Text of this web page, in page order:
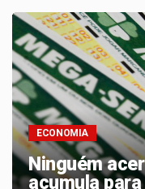
ECONOMIA
Pix amplia
pagamentos
restaurantes